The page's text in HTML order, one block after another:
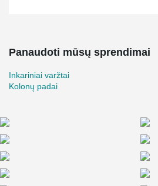
Panaudoti mūsų sprendimai
Inkariniai varžtai
Kolonų padai